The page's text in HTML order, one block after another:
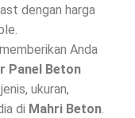
dengan harga
Anda
Panel Beton
ukuran,
di Mahri Beton